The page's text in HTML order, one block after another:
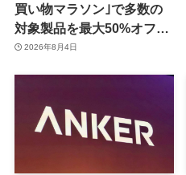
買い物マラソン｣で多数の
対象製品を最大50%オフで
販売するセールを開催中
2026年8月4日